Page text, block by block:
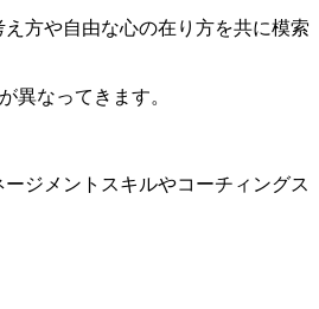
方や自由な心の在り方を共に模索
異なってきます。
ジメントスキルやコーチィングス